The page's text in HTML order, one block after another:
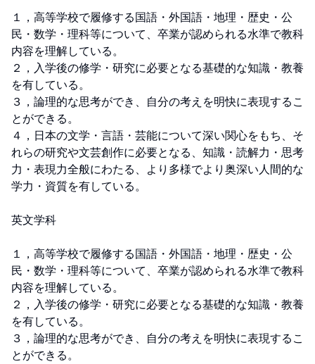
１，高等学校で履修する国語・外国語・地理・歴史・公
民・数学・理科等について、卒業が認められる水準で教科
内容を理解している。
２，入学後の修学・研究に必要となる基礎的な知識・教養
を有している。
３，論理的な思考ができ、自分の考えを明快に表現するこ
とができる。
４，日本の文学・言語・芸能について深い関心をもち、そ
れらの研究や文芸創作に必要となる、知識・読解力・思考
力・表現力全般にわたる、より多様でより奥深い人間的な
学力・資質を有している。
英文学科
１，高等学校で履修する国語・外国語・地理・歴史・公
民・数学・理科等について、卒業が認められる水準で教科
内容を理解している。
２，入学後の修学・研究に必要となる基礎的な知識・教養
を有している。
３，論理的な思考ができ、自分の考えを明快に表現するこ
とができる。